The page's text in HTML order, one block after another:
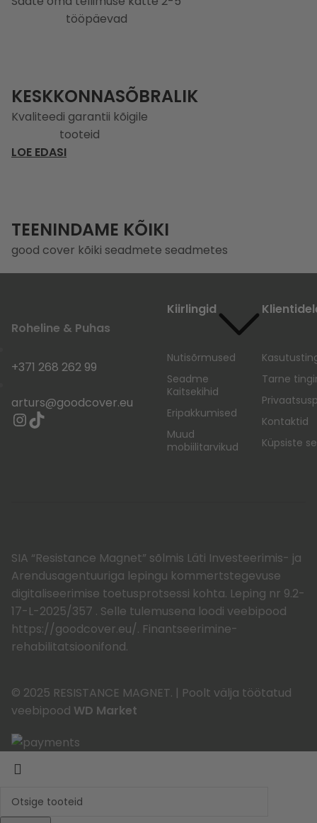
tööpäevad
KESKKONNASÕBRALIK
Kvaliteedi garantii kõigile
tooteid
LOE EDASI
TEENINDAME KÕIKI
good cover kõiki seadmete seadmetes
Roheline & Puhas
+371 268 262 99
arturs@goodcover.eu
Kiirlingid
Nutisõrmused
Seadme
Kaitsekihid
Eripakkumised
Muud
mobiilitarvikud
Tarne
Kontaktid
Küpsiste
SIA “Resistance Magnet” sõlmis Läti Investeerimis- ja
Arendusagentuuriga lepingu kommertstegevuse
digitaliseerimise toetusprotsessi kohta. Leping nr 9.2-
17-L-2025/357 . Selle tulemusena loodi veebipood
https://goodcover.eu/. Finantseerimine-
rehabilitatsioonifond.
© 2025 RESISTANCE MAGNET. | Poolt välja töötatud
veebipood WD Market